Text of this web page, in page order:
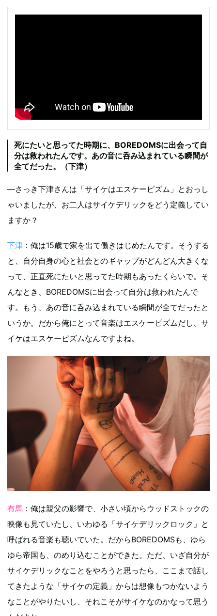
死にたいと思ってた時期に、BOREDOMSに出会って自
分は救われたんです。あの音に呑み込まれている瞬間が
全てだった。（下津）
―さっき下津さんは「サイケはエスケーピズム」とおっし
ゃいましたが、お二人はサイケデリックをどう定義してい
ますか？
下津 ：俺は15歳で家を出て働きはじめたんです。そうする
と、自分自身の心と社会とのギャップがどんどん大きくな
って、正直死にたいと思ってた時期もあったくらいで。そ
んなとき、BOREDOMSに出会って自分は救われたんで
す。もう、あの音に呑み込まれている瞬間が全てだったと
いうか。だから俺にとって音楽はエスケーピズムだし、サ
イケはエスケーピズムなんですよね。
有馬 ：俺は親父の影響で、小さい頃からウッドストックの
映像も見ていたし、いわゆる「サイケデリックロック」と
呼ばれる音楽も聴いていた。だからBOREDOMSも、ゆら
ゆら帝国も、のめり込むことができた。ただ、いざ自分が
サイケデリックなことをやろうと思ったら、ここまで話し
てきたような「サイケの定義」からは想像もつかないよう
なことがやりたいし、それこそがサイケなのかなって思う